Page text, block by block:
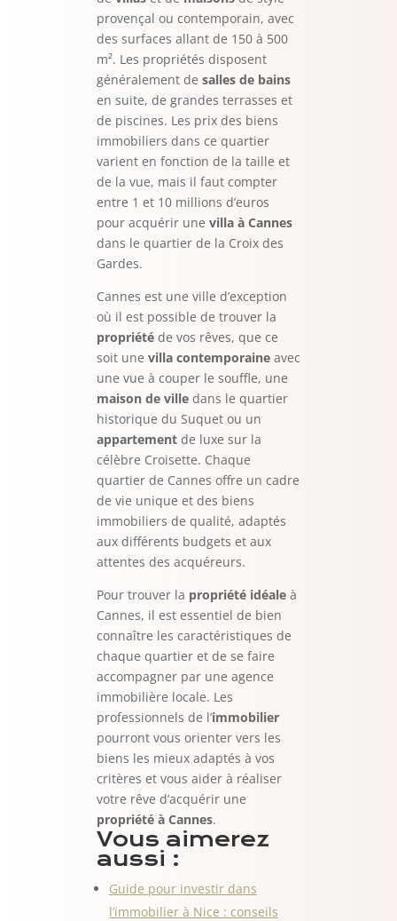
provençal ou contemporain, avec
des surfaces allant de 150 à 500
m². Les propriétés disposent
généralement de salles de bains
en suite, de grandes terrasses et
de piscines. Les prix des biens
immobiliers dans ce quartier
varient en fonction de la taille et
de la vue, mais il faut compter
entre 1 et 10 millions d’euros
pour acquérir une villa à Cannes
dans le quartier de la Croix des
Gardes.
Cannes est une ville d’exception
où il est possible de trouver la
propriétéde vos rêves, que ce
soit une villa contemporaineavec
une vue à couper le souffle, une
maison de villedans le quartier
historique du Suquet ou un
appartementde luxe sur la
célèbre Croisette. Chaque
quartier de Cannes offre un cadre
de vie unique et des biens
immobiliers de qualité, adaptés
aux différents budgets et aux
attentes des acquéreurs.
Pour trouver la propriété idéaleà
Cannes, il est essentiel de bien
connaître les caractéristiques de
chaque quartier et de se faire
accompagner par une agence
immobilière locale. Les
professionnels de l’immobilier
pourront vous orienter vers les
biens les mieux adaptés à vos
critères et vous aider à réaliser
votre rêve d’acquérir une
propriété à Cannes.
Vous aimerez
aussi :
Guide pour investir dans
l’immobilier à Nice : conseils